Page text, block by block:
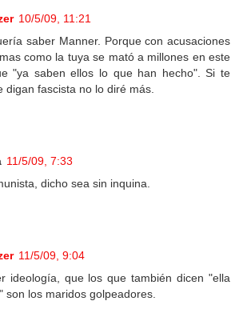
10/5/09, 11:21
saber Manner. Porque con acusaciones
como la tuya se mató a millones en este
"ya saben ellos lo que han hecho". Si te
digan fascista no lo diré más.
11/5/09, 7:33
dicho sea sin inquina.
11/5/09, 9:04
ideología, que los que también dicen "ella
son los maridos golpeadores.